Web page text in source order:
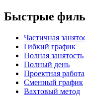
Быстрые
Частичная
Гибкий график
Полная занятость
Полный день
Проектная работа
Сменный график
Вахтовый метод